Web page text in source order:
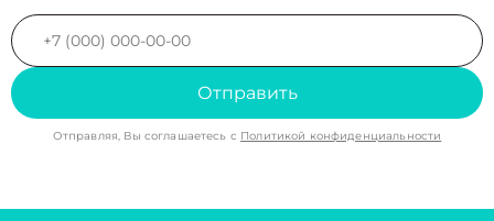
Отправить
Отправляя, Вы соглашаетесь с Политикой конфиденциальности